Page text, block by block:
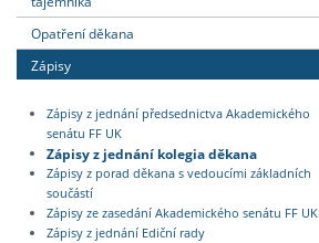
Opatření děkana
Zápisy
Zápisy z jednání předsednictva Akademického
senátu FF UK
Zápisy z jednání kolegia děkana
Zápisy z porad děkana s vedoucími základních
součástí
Zápisy ze zasedání Akademického senátu FF UK
Zápisy z jednání Ediční rady